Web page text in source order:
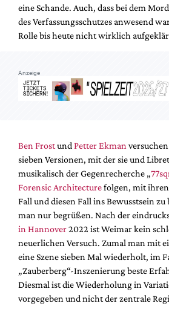
Suche
eine Schande. Auch, dass bei dem
des Verfassungsschutzes anwesend
Rolle bis heute nicht wirklich
Anzeige
Ben Frostund Petter Ekman
sieben Versionen, mit der sie und
musikalisch der Gegenrecherche „
Forensic Architecturefolgen, mit
Fall und diesen Fall ins Bewusstsein
man nur begrüßen. Nach der
in Hannover2022 ist Weimar kein
neuerlichen Versuch. Zumal man mit
eine Szene sieben Mal wiederholt, im
„Zauberberg“-Inszenierung beste
Diesmal ist die Wiederholung in
vorgegeben und nicht der zentrale